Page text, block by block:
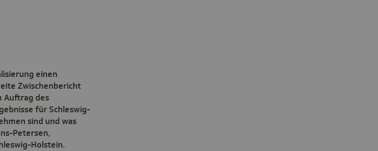
einen
Zwischenbericht
Auftrag des
für Schleswig-
sind und was
Petersen,
Holstein.